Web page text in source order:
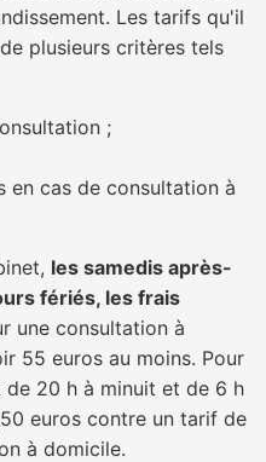
Les tarifs qu'il
plusieurs critères tels
;
en cas de consultation à
les samedis après-
fériés, les frais
une consultation à
55 euros au moins. Pour
20 h à minuit et de 6 h
euros contre un tarif de
à domicile.